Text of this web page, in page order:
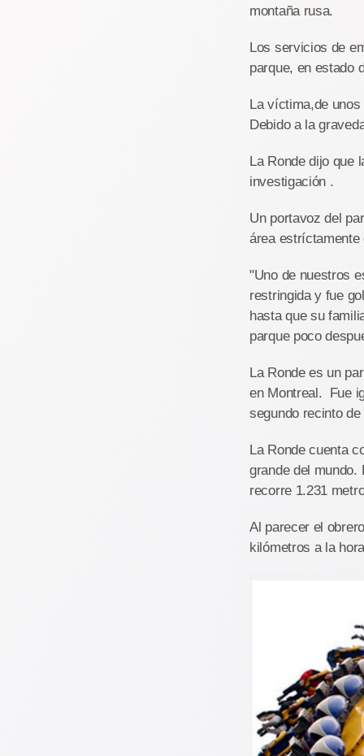
montaña rusa.
Los servicios de
parque, en estado
La víctima,de
Debido a la
La Ronde dijo que
investigación .
Un portavoz del
área estríctamente
"Uno de nuestros
restringida y fue
hasta que su
parque poco
La Ronde es un
en Montreal. Fue
segundo recinto
La Ronde cuenta
grande del mundo.
recorre 1.231
Al parecer el
kilómetros a la